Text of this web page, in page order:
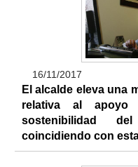
16/11/2017
El alcalde eleva una
relativa al
sostenibilidad
coincidiendo con